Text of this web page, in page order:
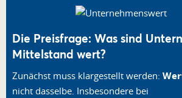
Die Preisfrage: Was sind
Mittelstand wert?
Zunächst muss klargestellt werden:
nicht dasselbe. Insbesondere bei